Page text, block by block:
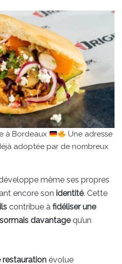
à Bordeaux
Une adresse
adoptée par de nombreux
même ses propres
encore son identité. Cette
contribue à fidéliser une
davantagequ’un
restauration évolue